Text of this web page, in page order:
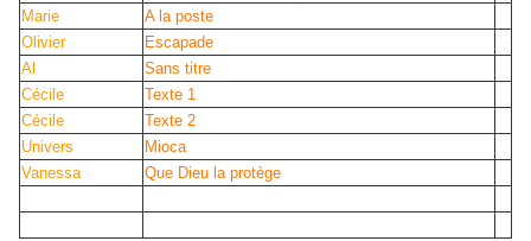
Marie
A la poste
Olivier
Escapade
Al
Sans titre
Cécile
Texte 1
Cécile
Texte 2
Univers
Mioca
Vanessa
Que Dieu la protège